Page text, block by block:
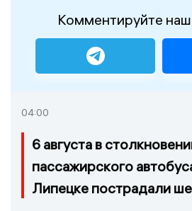
Комментируйте
04:00
6 августа в
пассажирского
Липецке пострадали